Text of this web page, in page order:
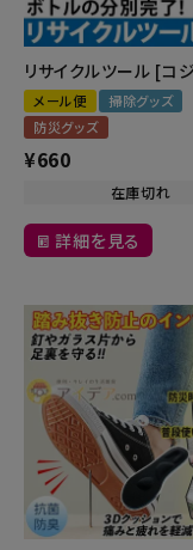
リサイクルツール [コ
メール便
掃除グッズ
防災グッズ
¥660
在庫切れ
詳細を見る